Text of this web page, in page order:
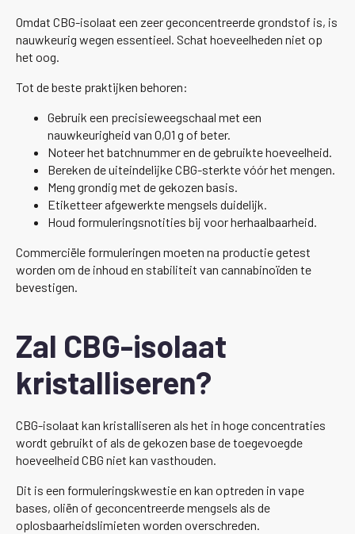
Omdat CBG-isolaat een zeer geconcentreerde grondstof is, is
nauwkeurig wegen essentieel. Schat hoeveelheden niet op
het oog.
Tot de beste praktijken behoren:
Gebruik een precisieweegschaal met een
nauwkeurigheid van 0,01 g of beter.
Noteer het batchnummer en de gebruikte hoeveelheid.
Bereken de uiteindelijke CBG-sterkte vóór het mengen.
Meng grondig met de gekozen basis.
Etiketteer afgewerkte mengsels duidelijk.
Houd formuleringsnotities bij voor herhaalbaarheid.
Commerciële formuleringen moeten na productie getest
worden om de inhoud en stabiliteit van cannabinoïden te
bevestigen.
Zal CBG-isolaat
kristalliseren?
CBG-isolaat kan kristalliseren als het in hoge concentraties
wordt gebruikt of als de gekozen base de toegevoegde
hoeveelheid CBG niet kan vasthouden.
Dit is een formuleringskwestie en kan optreden in vape
bases, oliën of geconcentreerde mengsels als de
oplosbaarheidslimieten worden overschreden.